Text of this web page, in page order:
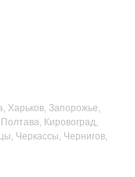
Харьков, Запорожье,
Кировоград,
Черкассы, Чернигов,